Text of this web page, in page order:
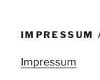
IMPRESSUM
Impressum